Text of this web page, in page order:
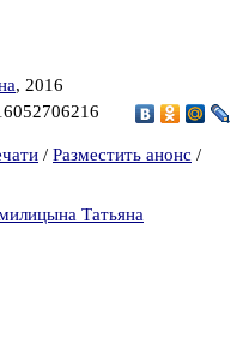
, 2016
/ Разместить анонс /
Татьяна